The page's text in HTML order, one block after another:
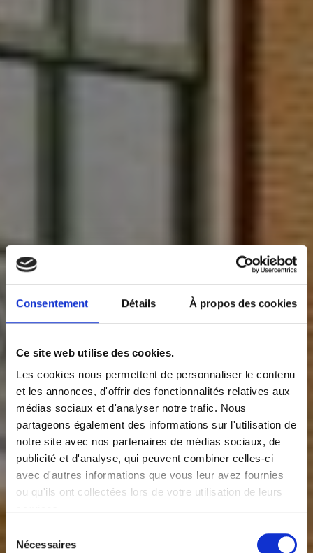
Consentement Détails À propos des cookies
Ce site web utilise des cookies.
Les cookies nous permettent de personnaliser le contenu
et les annonces, d'offrir des fonctionnalités relatives aux
médias sociaux et d'analyser notre trafic. Nous
partageons également des informations sur l'utilisation de
notre site avec nos partenaires de médias sociaux, de
publicité et d'analyse, qui peuvent combiner celles-ci
avec d'autres informations que vous leur avez fournies
ou qu'ils ont collectées lors de votre utilisation de leurs
Nécessaires